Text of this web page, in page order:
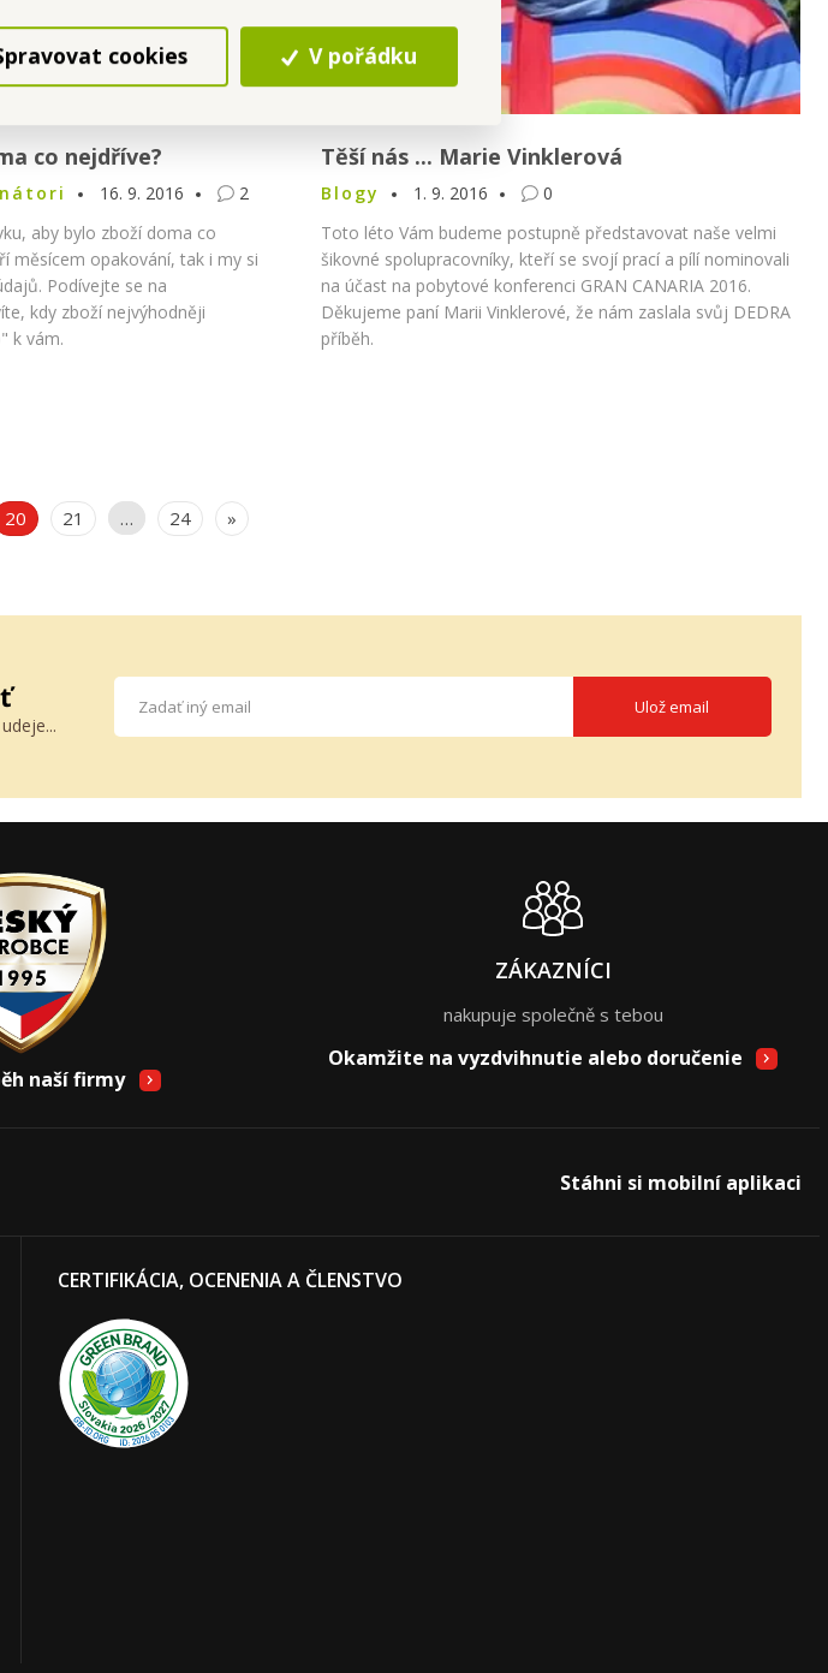
cookies V pořádku
co nejdříve?
16. 9. 2016
2
aby bylo zboží doma co
měsícem opakování, tak i my si
Podívejte se na
kdy zboží nejvýhodněji
k vám.
Těší nás ... Marie Vinklerová
Blogy 1. 9. 2016
0
Toto léto Vám budeme postupně představovat naše velmi
šikovné spolupracovníky, kteří se svojí prací a pílí nominovali
na účast na pobytové konferenci GRAN CANARIA 2016.
Děkujeme paní Marii Vinklerové, že nám zaslala svůj DEDRA
příběh.
20 21 … 24 »
Ulož email
naší firmy
ZÁKAZNÍCI
nakupuje společně s tebou
Okamžite na vyzdvihnutie alebo doručenie
Stáhni si mobilní aplikaci
CERTIFIKÁCIA, OCENENIA A ČLENSTVO